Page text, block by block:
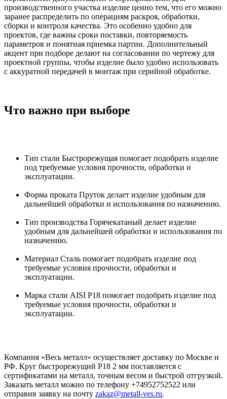
производственного участка изделие ценно тем, что его можно
заранее распределить по операциям раскроя, обработки,
сборки и контроля качества. Это особенно удобно для
проектов, где важны сроки поставки, повторяемость
параметров и понятная приемка партии. Дополнительный
акцент при подборе делают на согласовании по чертежу для
проектной группы, чтобы изделие было удобно использовать
с аккуратной передачей в монтаж при серийной обработке.
Что важно при выборе
Тип стали Быстрорежущая помогает подобрать изделие
под требуемые условия прочности, обработки и
эксплуатации.
Форма проката Пруток делает изделие удобным для
дальнейшей обработки и использования по назначению.
Тип производства Горячекатаный делает изделие
удобным для дальнейшей обработки и использования по
назначению.
Материал Сталь помогает подобрать изделие под
требуемые условия прочности, обработки и
эксплуатации.
Марка стали AISI Р18 помогает подобрать изделие под
требуемые условия прочности, обработки и
эксплуатации.
Компания «Весь металл» осуществляет доставку по Москве и
РФ. Круг быстрорежущий Р18 2 мм поставляется с
сертификатами на металл, точным весом и быстрой отгрузкой.
Заказать металл можно по телефону +74952752522 или
отправив заявку на почту zakaz@metall-ves.ru.